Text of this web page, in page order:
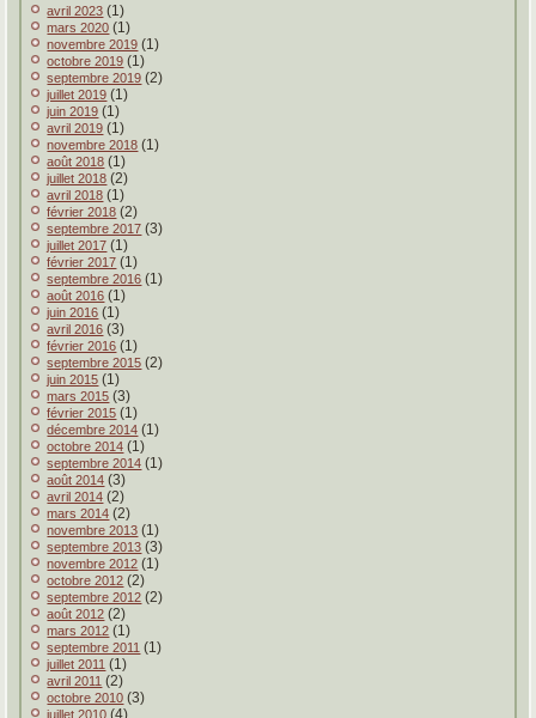
avril 2023 (1)
mars 2020 (1)
novembre 2019 (1)
octobre 2019 (1)
septembre 2019 (2)
juillet 2019 (1)
juin 2019 (1)
avril 2019 (1)
novembre 2018 (1)
août 2018 (1)
juillet 2018 (2)
avril 2018 (1)
février 2018 (2)
septembre 2017 (3)
juillet 2017 (1)
février 2017 (1)
septembre 2016 (1)
août 2016 (1)
juin 2016 (1)
avril 2016 (3)
février 2016 (1)
septembre 2015 (2)
juin 2015 (1)
mars 2015 (3)
février 2015 (1)
décembre 2014 (1)
octobre 2014 (1)
septembre 2014 (1)
août 2014 (3)
avril 2014 (2)
mars 2014 (2)
novembre 2013 (1)
septembre 2013 (3)
novembre 2012 (1)
octobre 2012 (2)
septembre 2012 (2)
août 2012 (2)
mars 2012 (1)
septembre 2011 (1)
juillet 2011 (1)
avril 2011 (2)
octobre 2010 (3)
juillet 2010 (4)